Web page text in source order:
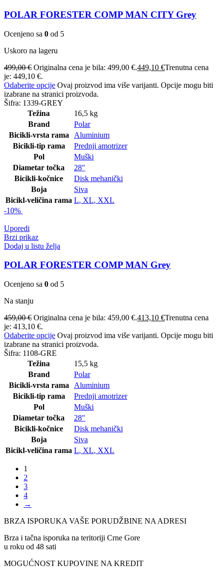
POLAR FORESTER COMP MAN CITY Grey
Ocenjeno sa 0 od 5
Uskoro na lageru
499,00€ Originalna cena je bila: 499,00 €.449,10 €Trenutna cena
je: 449,10 €.
Odaberite opcije Ovaj proizvod ima više varijanti. Opcije mogu biti
izabrane na stranici proizvoda.
Šifra: 1339-GREY
Težina
16,5 kg
Brand
Polar
Bicikli-vrsta rama
Aluminium
Bicikli-tip rama
Prednji amotrizer
Pol
Muški
Diametar točka
28″
Bicikli-kočnice
Disk mehanički
Boja
Siva
Bicikl-veličina rama L, XL, XXL
-10%
Uporedi
Brzi prikaz
Dodaj u listu želja
POLAR FORESTER COMP MAN Grey
Ocenjeno sa 0 od 5
Na stanju
459,00€ Originalna cena je bila: 459,00 €.413,10 €Trenutna cena
je: 413,10 €.
Odaberite opcije Ovaj proizvod ima više varijanti. Opcije mogu biti
izabrane na stranici proizvoda.
Šifra: 1108-GRE
Težina
15,5 kg
Brand
Polar
Bicikli-vrsta rama
Aluminium
Bicikli-tip rama
Prednji amotrizer
Pol
Muški
Diametar točka
28″
Bicikli-kočnice
Disk mehanički
Boja
Siva
Bicikl-veličina rama L, XL, XXL
1
2
3
4
→
BRZA ISPORUKA VAŠE PORUDŽBINE NA ADRESI
Brza i tačna isporuka na teritoriji Crne Gore
u roku od 48 sati
MOGUĆNOST KUPOVINE NA KREDIT